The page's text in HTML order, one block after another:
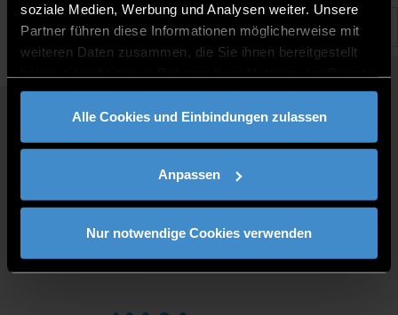
soziale Medien, Werbung und Analysen weiter. Unsere
Partner führen diese Informationen möglicherweise mit
weiteren Daten zusammen, die Sie ihnen bereitgestellt
gesammelt haben.
Alle Cookies und Einbindungen zulassen
Anpassen
Nur notwendige Cookies verwenden
QUICKLINKS
FOR BUSINESSES
DIRECTIONS